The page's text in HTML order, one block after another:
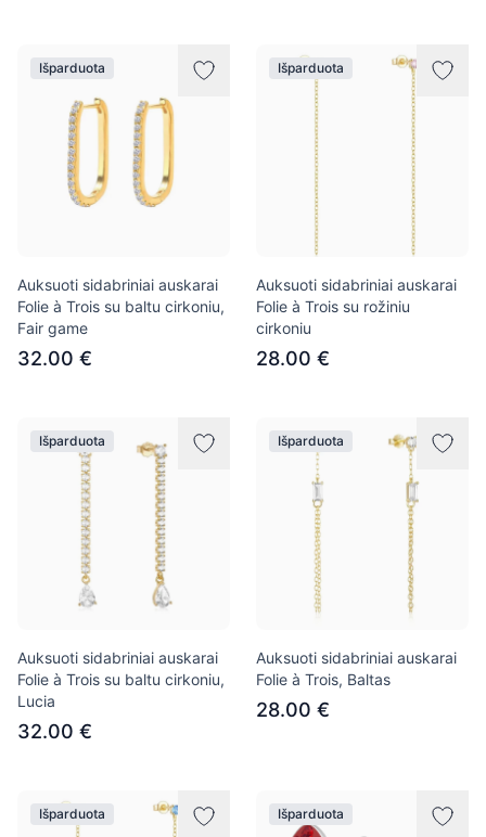
Išparduota
Auksuoti sidabriniai auskarai
Folie à Trois su baltu cirkoniu,
Fair game
32.00 €
Išparduota
Auksuoti sidabriniai auskarai
Folie à Trois su rožiniu
cirkoniu
28.00 €
Išparduota
Auksuoti sidabriniai auskarai
Folie à Trois su baltu cirkoniu,
Lucia
32.00 €
Išparduota
Auksuoti sidabriniai auskarai
Folie à Trois, Baltas
28.00 €
Išparduota Išparduota